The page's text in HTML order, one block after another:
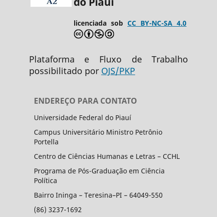
licenciada sob CC BY-NC-SA 4.0
Plataforma e Fluxo de Trabalho
possibilitado por OJS/PKP
ENDEREÇO PARA CONTATO
Universidade Federal do Piauí
Campus Universitário Ministro Petrônio
Portella
Centro de Ciências Humanas e Letras – CCHL
Programa de Pós-Graduação em Ciência
Política
Bairro Ininga – Teresina–PI – 64049-550
(86) 3237-1692